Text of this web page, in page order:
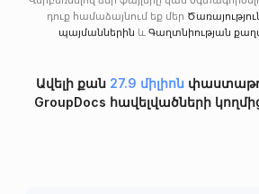
դուք համաձայնում եք մեր
պայմաններին և Գաղտնիության
Ավելի քան 27.9 միլիոն
GroupDocs հավելվածների